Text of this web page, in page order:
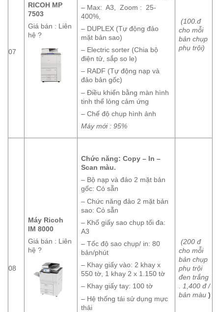
07
RICOH MP
7503
Giá bán : Liên
hệ ?
– Max: A3, Zoom : 25-
400%,
– DUPLEX (Tự động đảo
mặt bản sao)
– Electric sorter (Chia bộ
điện tử, sắp so le)
– RADF (Tự động nạp và
đảo bản gốc)
– Điều khiển bằng màn hình
tinh thể lỏng cảm ứng
– Chế độ chụp hình ảnh
Máy mới : 95%
(100.đ
cho mỗi
bản chụp
phụ trội)
08
Máy Ricoh
IM 8000
Giá bán : Liên
hệ ?
Chức năng: Copy – In –
Scan màu.
– Bộ nạp và đảo 2 mặt bản
gốc: Có sẵn
– Chức năng đảo 2 mặt bản
sao: Có sẵn
– Khổ giấy sao chụp tối đa:
A3
– Tốc độ sao chụp/ in: 80
bản/phút
– Khay giấy vào: 2 khay x
550 tờ, 1 khay 2 x 1.150 tờ
– Khay giấy tay: 100 tờ
– Hệ thống tái sử dụng mực
thải
(200 đ
cho mỗi
bản chụp
phụ trội
đen trắng
. 1,400 đ /
bản màu)